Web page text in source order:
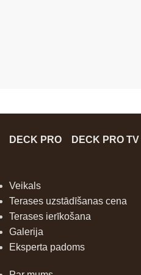
DECK PRO DECK PRO TV
Veikals
Terases uzstādīšanas cena
Terases ierīkošana
Galerija
Eksperta padoms